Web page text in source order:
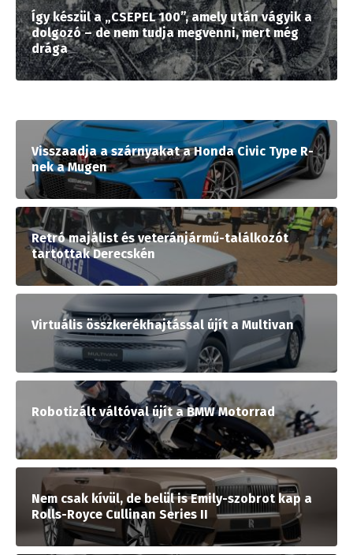
Így készül a „CSEPEL 100”, amely után vágyik a
dolgozó – de nem tudja megvenni, mert még
drága
Visszaadja a szárnyakat a Honda Civic Type R-
nek a Mugen
Retró majálist és veteránjármű-találkozót
tartottak Derecskén
Virtuális összkerékhajtással újít a Multivan
Robotizált váltóval újít a BMW Motorrad
Nem csak kívül, de belül is Emily-szobrot kap a
Rolls-Royce Cullinan Series II